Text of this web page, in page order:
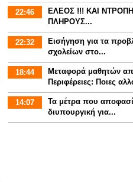
22:46
ΕΛΕΟΣ !!! ΚΑΙ
ΠΛΗΡΟΥΣ...
22:32
Εισήγηση για τα
σχολείων στο...
18:44
Mεταφορά μαθητών
Περιφέρειες: Ποιες
14:07
Τα μέτρα που
διυπουργική για...